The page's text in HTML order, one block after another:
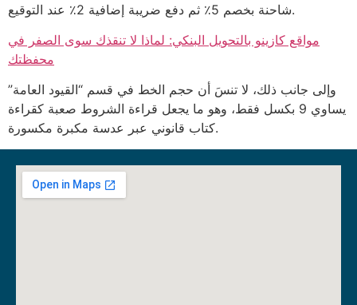
شاحنة بخصم 5٪ ثم دفع ضريبة إضافية 2٪ عند التوقيع.
مواقع كازينو بالتحويل البنكي: لماذا لا تنقذك سوى الصفر في
محفظتك
وإلى جانب ذلك، لا تنسَ أن حجم الخط في قسم “القيود العامة”
يساوي 9 بكسل فقط، وهو ما يجعل قراءة الشروط صعبة كقراءة
كتاب قانوني عبر عدسة مكبرة مكسورة.